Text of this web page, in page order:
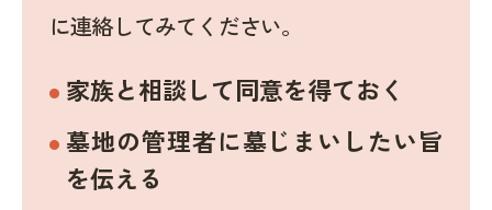
に連絡してみてください。
家族と相談して同意を得ておく
墓地の管理者に墓じまいしたい旨
を伝える